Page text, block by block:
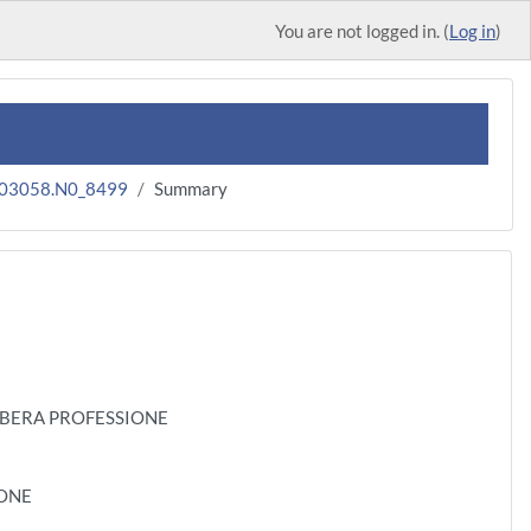
You are not logged in. (Log in)
Summary
PROFESSIONE